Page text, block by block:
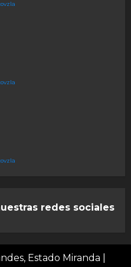
redes sociales
Estado Miranda